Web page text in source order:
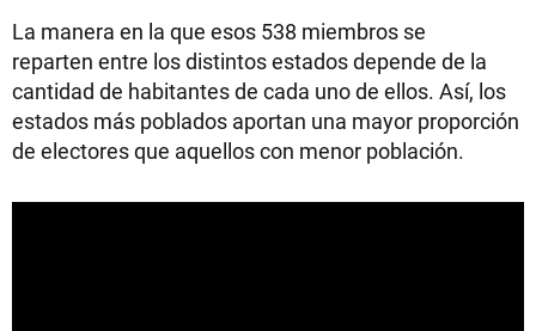
La manera en la que esos 538 miembros se
reparten entre los distintos estados depende de la
cantidad de habitantes de cada uno de ellos. Así, los
estados más poblados aportan una mayor proporción
de electores que aquellos con menor población.